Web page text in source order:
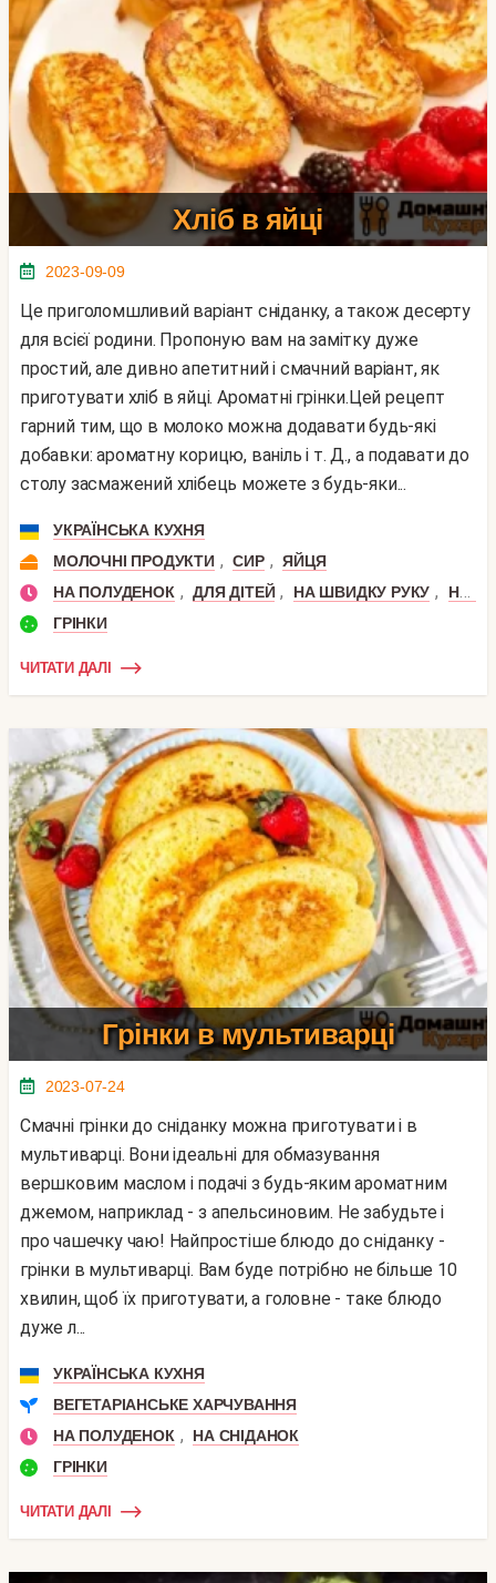
Хліб в яйці
2023-09-09
Це приголомшливий варіант сніданку, а також десерту
для всієї родини. Пропоную вам на замітку дуже
простий, але дивно апетитний і смачний варіант, як
приготувати хліб в яйці. Ароматні грінки.Цей рецепт
гарний тим, що в молоко можна додавати будь-які
добавки: ароматну корицю, ваніль і т. Д., а подавати до
столу засмажений хлібець можете з будь-яки...
УКРАЇНСЬКА КУХНЯ
МОЛОЧНІ ПРОДУКТИ , СИР , ЯЙЦЯ
НА ПОЛУДЕНОК , ДЛЯ ДІТЕЙ , НА ШВИДКУ РУКУ ,
НА СНІДАНОК
ГРІНКИ
ЧИТАТИ ДАЛІ
Грінки в мультиварці
2023-07-24
Смачні грінки до сніданку можна приготувати і в
мультиварці. Вони ідеальні для обмазування
вершковим маслом і подачі з будь-яким ароматним
джемом, наприклад - з апельсиновим. Не забудьте і
про чашечку чаю! Найпростіше блюдо до сніданку -
грінки в мультиварці. Вам буде потрібно не більше 10
хвилин, щоб їх приготувати, а головне - таке блюдо
дуже л...
УКРАЇНСЬКА КУХНЯ
ВЕГЕТАРІАНСЬКЕ ХАРЧУВАННЯ
НА ПОЛУДЕНОК ,
НА СНІДАНОК
ГРІНКИ
ЧИТАТИ ДАЛІ